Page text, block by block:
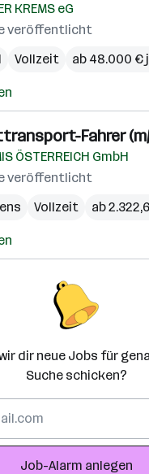
KREMS eG
veröffentlicht
Vollzeit ab 48.000 €
Fahrer
ÖSTERREICH GmbH
veröffentlicht
Vollzeit ab
dir neue Jobs für
Suche schicken?
Job-Alarm anlegen